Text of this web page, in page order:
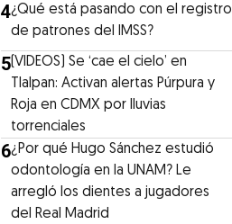
4¿Qué está pasando con el registro
de patrones del IMSS?
5(VIDEOS) Se ‘cae el cielo’ en
Tlalpan: Activan alertas Púrpura y
Roja en CDMX por lluvias
torrenciales
6¿Por qué Hugo Sánchez estudió
odontología en la UNAM? Le
arregló los dientes a jugadores
del Real Madrid